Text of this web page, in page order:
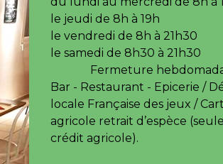
le jeudi de 8h à
le vendredi de 8h à 21h30
le samedi de 8h30 à 21h30
Fermeture
Bar - Restaurant - Epicerie /
locale Française des jeux /
agricole retrait d’espèce
crédit agricole).